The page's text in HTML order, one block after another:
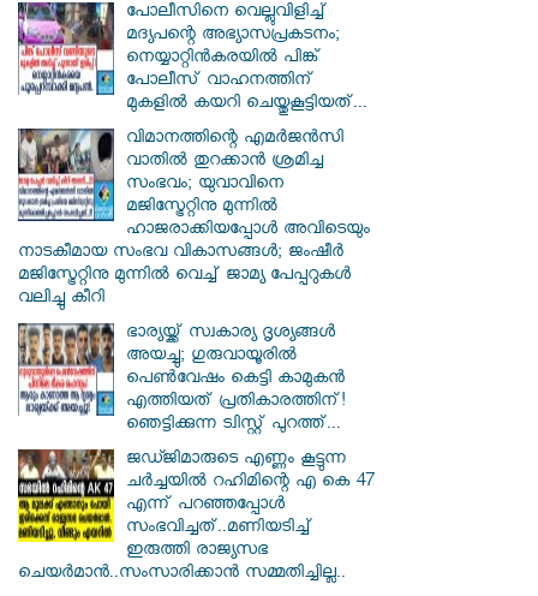
പോലീസിനെ വെല്ലുവിളിച്ച്
മദ്യപന്റെ അഭ്യാസപ്രകടനം;
നെയ്യാറ്റിൻകരയിൽ പിങ്ക്
പോലീസ് വാഹനത്തിന്
മുകളിൽ കയറി ചെയ്തുകൂട്ടിയത്...
വിമാനത്തിന്റെ എമർജൻസി
വാതിൽ തുറക്കാൻ ശ്രമിച്ച
സംഭവം; യുവാവിനെ
മജിസ്ട്രേറ്റിനു മുന്നിൽ
ഹാജരാക്കിയപ്പോൾ അവിടെയും
നാടകീമായ സംഭവ വികാസങ്ങൾ; ജംഷീർ
മജിസ്ട്രേറ്റിനു മുന്നിൽ വെച്ച് ജാമ്യ പേപ്പറുകൾ
വലിച്ചു കീറി
ഭാര്യയ്ക്ക് സ്വകാര്യ ദൃശ്യങ്ങൾ
അയച്ചു; ഗുരുവായൂരിൽ
പെൺവേഷം കെട്ടി കാമുകൻ
എത്തിയത് പ്രതികാരത്തിന്!
ഞെട്ടിക്കുന്ന ട്വിസ്റ്റ് പുറത്ത്...
ജഡ്ജിമാരുടെ എണ്ണം കൂട്ടുന്ന
ചർച്ചയിൽ റഹിമിന്റെ എ കെ 47
എന്ന് പറഞ്ഞപ്പോൾ
സംഭവിച്ചത്..മണിയടിച്ച്
ഇരുത്തി രാജ്യസഭ
ചെയർമാൻ..സംസാരിക്കാൻ സമ്മതിച്ചില്ല..